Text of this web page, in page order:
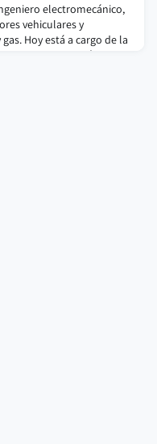
electromecánico,
vehiculares y
Hoy está a cargo de la
organización